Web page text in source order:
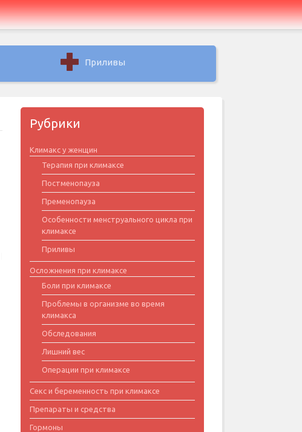
Приливы
Рубрики
Климакс у женщин
Терапия при климаксе
Постменопауза
Пременопауза
Особенности менструального цикла при
климаксе
Приливы
Осложнения при климаксе
Боли при климаксе
Проблемы в организме во время
климакса
Обследования
Лишний вес
Операции при климаксе
Секс и беременность при климаксе
Препараты и средства
Гормоны